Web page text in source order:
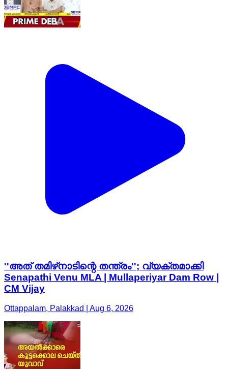
''അത് തമിഴ്‌നാടിന്റെ തന്ത്രം''; വ്യക്തമാക്കി
Senapathi Venu MLA | Mullaperiyar Dam Row |
CM Vijay
Ottappalam, Palakkad | Aug 6, 2026